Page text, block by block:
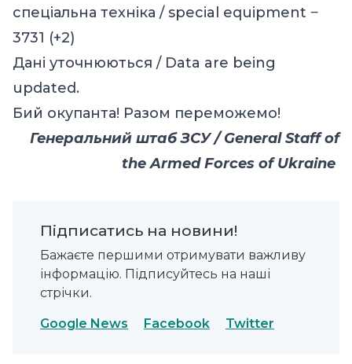
спеціальна техніка / special equipment ‒
3731 (+2)
Дані уточнюються / Data are being
updated.
Бий окупанта! Разом переможемо!
Генеральний штаб ЗСУ / General Staff of
the Armed Forces of Ukraine
Підписатись на новини!
Бажаєте першими отримувати важливу
інформацію. Підписуйтесь на наші
стрічки.
Google News Facebook Twitter